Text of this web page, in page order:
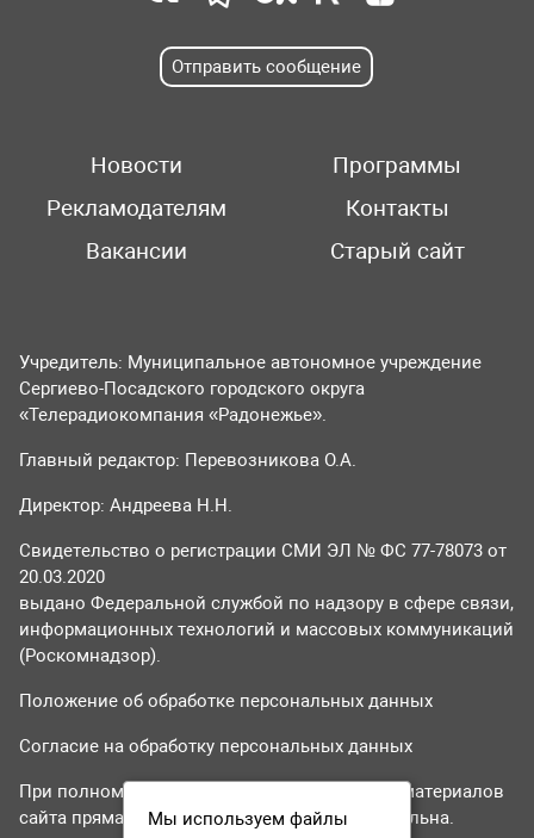
Отправить сообщение
Новости
Программы
Рекламодателям
Контакты
Вакансии
Старый сайт
Учредитель: Муниципальное автономное учреждение
Сергиево-Посадского городского округа
«Телерадиокомпания «Радонежье».
Главный редактор: Перевозникова О.А.
Директор: Андреева Н.Н.
Свидетельство о регистрации СМИ ЭЛ № ФС 77-78073 от
20.03.2020
выдано Федеральной службой по надзору в сфере связи,
информационных технологий и массовых коммуникаций
(Роскомнадзор).
Положение об обработке персональных данных
Согласие на обработку персональных данных
При полном или частичном использовании материалов
сайта прямая гиперссылка на tvr24.tv обязательна.
Мы используем файлы